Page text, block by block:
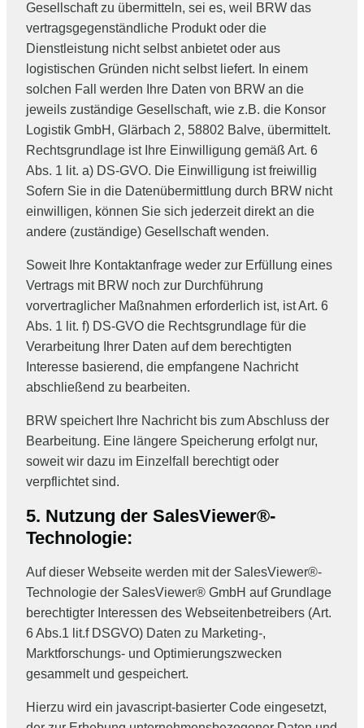
Gesellschaft zu übermitteln, sei es, weil BRW das
vertragsgegenständliche Produkt oder die
Dienstleistung nicht selbst anbietet oder aus
logistischen Gründen nicht selbst liefert. In einem
solchen Fall werden Ihre Daten von BRW an die
jeweils zuständige Gesellschaft, wie z.B. die Konsor
Logistik GmbH, Glärbach 2, 58802 Balve, übermittelt.
Rechtsgrundlage ist Ihre Einwilligung gemäß Art. 6
Abs. 1 lit. a) DS-GVO. Die Einwilligung ist freiwillig
Sofern Sie in die Datenübermittlung durch BRW nicht
einwilligen, können Sie sich jederzeit direkt an die
andere (zuständige) Gesellschaft wenden.
Soweit Ihre Kontaktanfrage weder zur Erfüllung eines
Vertrags mit BRW noch zur Durchführung
vorvertraglicher Maßnahmen erforderlich ist, ist Art. 6
Abs. 1 lit. f) DS-GVO die Rechtsgrundlage für die
Verarbeitung Ihrer Daten auf dem berechtigten
Interesse basierend, die empfangene Nachricht
abschließend zu bearbeiten.
BRW speichert Ihre Nachricht bis zum Abschluss der
Bearbeitung. Eine längere Speicherung erfolgt nur,
soweit wir dazu im Einzelfall berechtigt oder
verpflichtet sind.
5. Nutzung der SalesViewer®-
Technologie:
Auf dieser Webseite werden mit der SalesViewer®-
Technologie der SalesViewer® GmbH auf Grundlage
berechtigter Interessen des Webseitenbetreibers (Art.
6 Abs.1 lit.f DSGVO) Daten zu Marketing-,
Marktforschungs- und Optimierungszwecken
gesammelt und gespeichert.
Hierzu wird ein javascript-basierter Code eingesetzt,